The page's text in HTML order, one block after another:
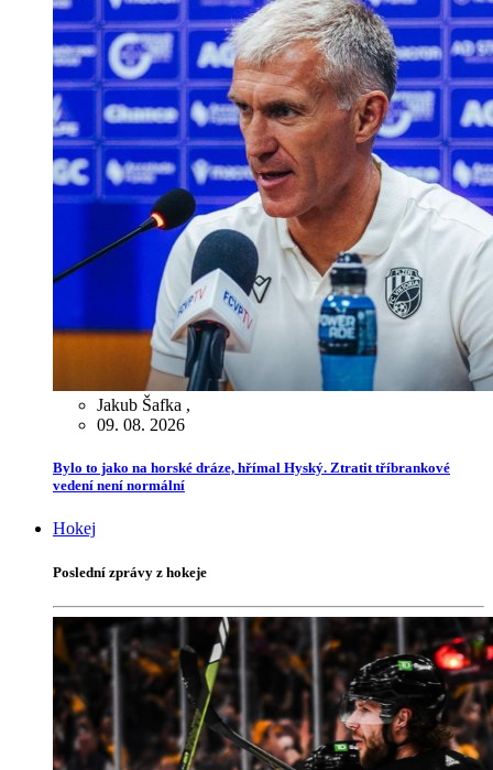
Jakub Šafka ,
09. 08. 2026
Bylo to jako na horské dráze, hřímal Hyský. Ztratit tříbrankové
vedení není normální
Hokej
Poslední zprávy z hokeje